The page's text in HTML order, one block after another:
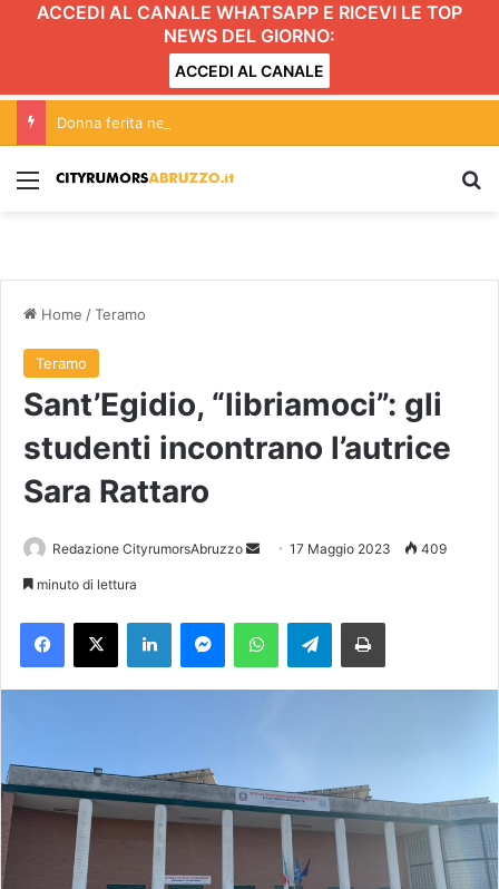
ACCEDI AL CANALE WHATSAPP E RICEVI LE TOP
NEWS DEL GIORNO:
ACCEDI AL CANALE
Donna ferita nel rifugio: recuperata dal soccorso alpino
Menu
Home /Teramo
Teramo
Sant’Egidio, “libriamoci”: gli
studenti incontrano l’autrice
Sara Rattaro
Redazione CityrumorsAbruzzo
a
m
a
17 Maggio 2023 409
minuto di lettura
Telegram